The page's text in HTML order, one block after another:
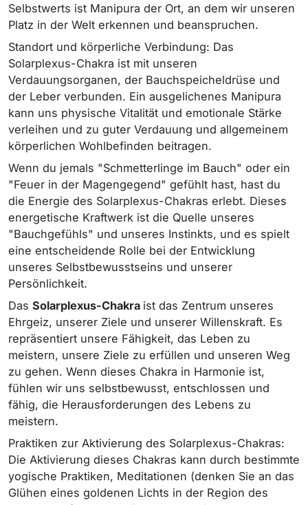
Selbstwerts ist Manipura der Ort, an dem wir unseren
Platz in der Welt erkennen und beanspruchen.
Standort und körperliche Verbindung: Das
Solarplexus-Chakra ist mit unseren
Verdauungsorganen, der Bauchspeicheldrüse und
der Leber verbunden. Ein ausgelichenes Manipura
kann uns physische Vitalität und emotionale Stärke
verleihen und zu guter Verdauung und allgemeinem
körperlichen Wohlbefinden beitragen.
Wenn du jemals "Schmetterlinge im Bauch" oder ein
"Feuer in der Magengegend" gefühlt hast, hast du
die Energie des Solarplexus-Chakras erlebt. Dieses
energetische Kraftwerk ist die Quelle unseres
"Bauchgefühls" und unseres Instinkts, und es spielt
eine entscheidende Rolle bei der Entwicklung
unseres Selbstbewusstseins und unserer
Persönlichkeit.
Das Solarplexus-Chakra ist das Zentrum unseres
Ehrgeiz, unserer Ziele und unserer Willenskraft. Es
repräsentiert unsere Fähigkeit, das Leben zu
meistern, unsere Ziele zu erfüllen und unseren Weg
zu gehen. Wenn dieses Chakra in Harmonie ist,
fühlen wir uns selbstbewusst, entschlossen und
fähig, die Herausforderungen des Lebens zu
meistern.
Praktiken zur Aktivierung des Solarplexus-Chakras:
Die Aktivierung dieses Chakras kann durch bestimmte
yogische Praktiken, Meditationen (denken Sie an das
Glühen eines goldenen Lichts in der Region des